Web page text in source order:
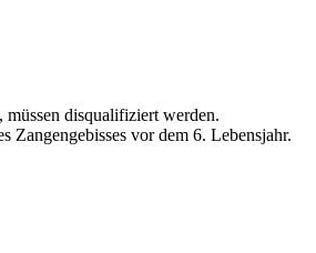
disqualifiziert werden.
Zangengebisses vor dem 6. Lebensjahr.